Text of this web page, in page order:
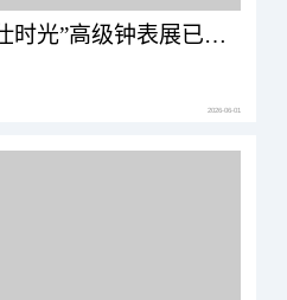
【表态头条】“爱马仕时光”高级钟表展已于北京三里屯爱马仕专卖店正式拉开帷幕
2026-06-01